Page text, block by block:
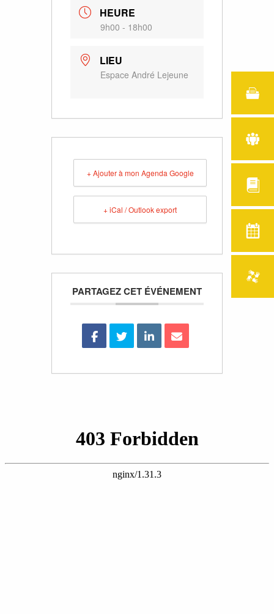
HEURE
9h00 - 18h00
LIEU
Espace André Lejeune
+ Ajouter à mon Agenda Google
+ iCal / Outlook export
PARTAGEZ CET ÉVÉNEMENT